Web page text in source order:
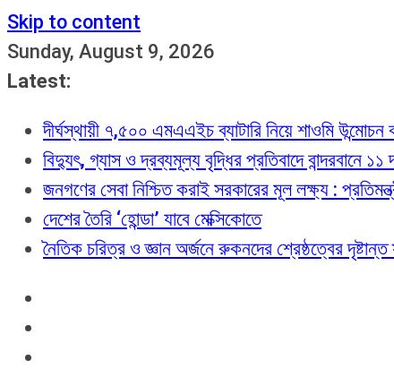
Skip to content
Sunday, August 9, 2026
Latest:
দীর্ঘস্থায়ী ৭,৫০০ এমএএইচ ব্যাটারি নিয়ে শাওমি
বিদ্যুৎ, গ্যাস ও দ্রব্যমূল্য বৃদ্ধির প্রতিবাদে বান্দরবানে
জনগণের সেবা নিশ্চিত করাই সরকারের মূল লক্ষ্য :
দেশের তৈরি ‘হোন্ডা’ যাবে মেক্সিকোতে
নৈতিক চরিত্র ও জ্ঞান অর্জনে রুকনদের শ্রেষ্ঠত্বের